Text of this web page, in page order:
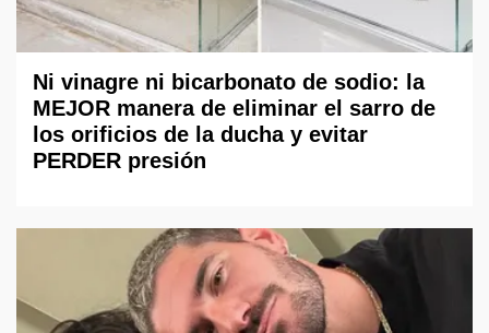
Ni vinagre ni bicarbonato de sodio: la
MEJOR manera de eliminar el sarro de
los orificios de la ducha y evitar
PERDER presión